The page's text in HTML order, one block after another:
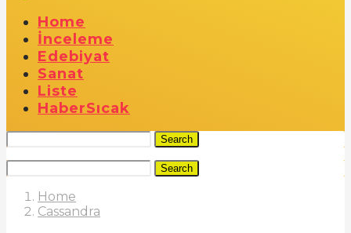
Home
İnceleme
Edebiyat
Sanat
Liste
HaberSıcak
Search
Search
Home
Cassandra